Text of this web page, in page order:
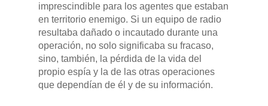
imprescindible para los agentes que estaban
en territorio enemigo. Si un equipo de radio
resultaba dañado o incautado durante una
operación, no solo significaba su fracaso,
sino, también, la pérdida de la vida del
propio espía y la de las otras operaciones
que dependían de él y de su información.
POSTVENTA
Garantías
Mantenimiento
Manuales y catálogos
BLOG
CONTACTO